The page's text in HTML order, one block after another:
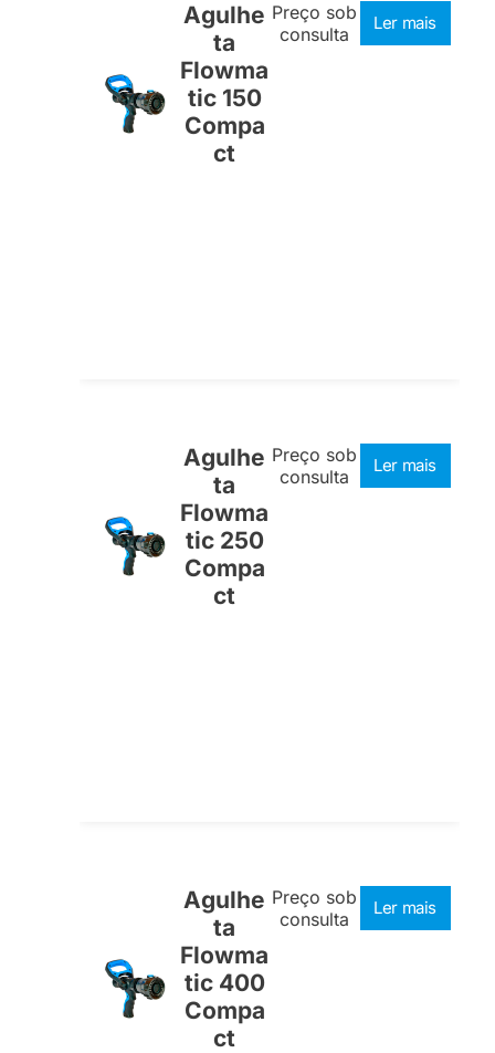
Agulhe
ta
Flowma
tic 150
Compa
ct
Preço sob
consulta
Ler mais
Agulhe
ta
Flowma
tic 250
Compa
ct
Preço sob
consulta
Ler mais
Agulhe
ta
Flowma
tic 400
Compa
ct
Preço sob
consulta
Ler mais